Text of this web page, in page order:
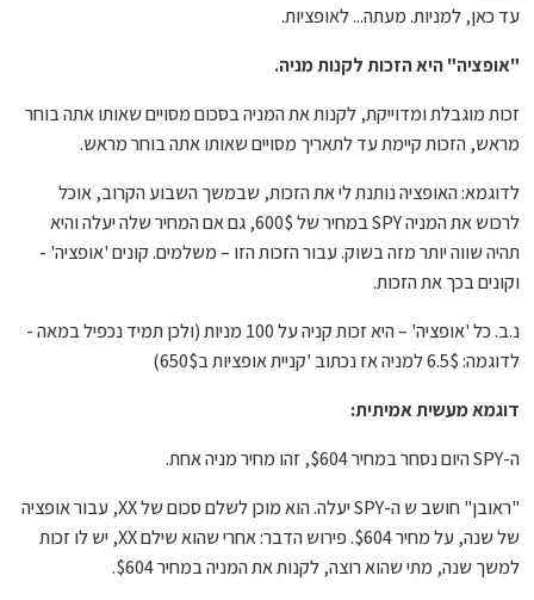
עד כאן, למניות. מעתה... לאופציות.
"אופציה" היא הזכות לקנות מניה.
זכות מוגבלת ומדוייקת, לקנות את המניה בסכום מסויים שאותו אתה בוחר
מראש, הזכות קיימת עד לתאריך מסויים שאותו אתה בוחר מראש.
לדוגמא: האופציה נותנת לי את הזכות, שבמשך השבוע הקרוב, אוכל
לרכוש את המניה SPY במחיר של 600$, גם אם המחיר שלה יעלה והיא
תהיה שווה יותר מזה בשוק. עבור הזכות הזו – משלמים. קונים 'אופציה' -
וקונים בכך את הזכות.
נ.ב. כל 'אופציה' – היא זכות קניה על 100 מניות (ולכן תמיד נכפיל במאה -
לדוגמה: 6.5$ למניה אז נכתוב 'קניית אופציות ב650$)
דוגמא מעשית אמיתית:
ה-SPY היום נסחר במחיר $604, זהו מחיר מניה אחת.
"ראובן" חושב ש ה-SPY יעלה. הוא מוכן לשלם סכום של XX, עבור אופציה
של שנה, על מחיר $604. פירוש הדבר: אחרי שהוא שילם XX, יש לו זכות
למשך שנה, מתי שהוא רוצה, לקנות את המניה במחיר $604.